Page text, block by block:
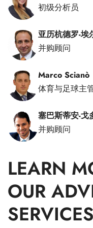
初级分析员
亚历杭德罗-埃
并购顾问
Marco Scianò
体育与足球主
塞巴斯蒂安-戈
并购顾问
LEARN
OUR
SERVICES